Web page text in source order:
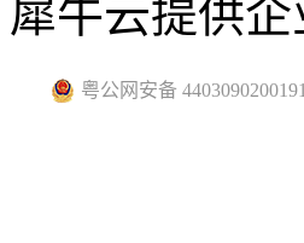
犀牛云提供
粤公网安备